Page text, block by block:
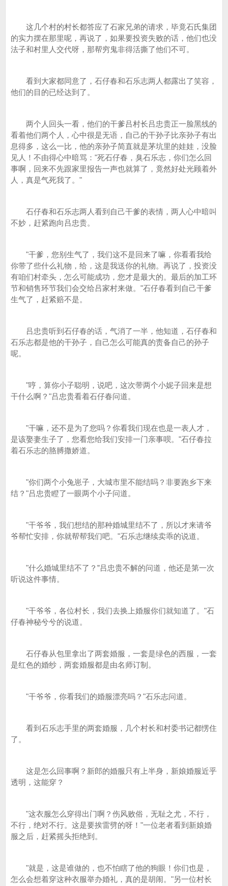
这几个村的村长都答应了石家兄弟的请求，毕竟石氏集团
的实力摆在那里呢，再说了，如果要投资失败的话，他们也没
法子和村里人交代呀，那帮穷鬼非得活撕了他们不可。
看到大家都同意了，石仔春和石乐志两人都露出了笑容，
他们的目的已经达到了。
两个人回头一看，他们的干爹吕村长吕忠贵正一脸黑线的
看着他们两个人，心中很是无语，自己的干孙子比亲孙子有出
息得多，这么一比，他的亲孙子简直就是茅坑里的娃娃，没脸
见人！不由得心中暗骂："死石仔春，臭石乐志，你们怎么回
事啊，回来不先跟家里报告一声也就算了，竟然好处光顾着外
人，真是气死我了。"
石仔春和石乐志两人看到自己干爹的表情，两人心中暗叫
不妙，赶紧跑向吕忠贵。
"干爹，您别生气了，我们这不是回来了嘛，你看看我给
你带了些什么礼物，给，这是我送你的礼物。再说了，投资没
有咱们村牵头，怎么可能成功，您才是最大的。最后的加工环
节和销售环节我们会交给吕家村来做。"石仔春看到自己干爹
生气了，赶紧赔不是。
吕忠贵听到石仔春的话，气消了一半，他知道，石仔春和
石乐志都是他的干孙子，自己怎么可能真的责备自己的孙子
呢。
"哼，算你小子聪明，说吧，这次带两个小妮子回来是想
干什么啊？"吕忠贵看着石仔春问道。
"干嘛，还不是为了您吗？你看我们现在也是一表人才，
是该娶妻生子了，您看您给我们安排一门亲事呗。"石仔春拉
着石乐志的胳膊撒娇道。
"你们两个小兔崽子，大城市里不能结吗？非要跑乡下来
结？"吕忠贵瞪了一眼两个小子问道。
"干爷爷，我们想结的那种婚城里结不了，所以才来请爷
爷帮忙安排，你就帮帮我们吧。"石乐志继续卖乖的说道。
"什么婚城里结不了？”吕忠贵不解的问道，他还是第一次
听说这件事情。
"干爷爷，各位村长，我们去换上婚服你们就知道了。"石
仔春神秘兮兮的说道。
石仔春从包里拿出了两套婚服，一套是绿色的西服，一套
是红色的婚纱，两套婚服都是由名师订制。
"干爷爷，你看我们的婚服漂亮吗？"石乐志问道。
看到石乐志手里的两套婚服，几个村长和村委书记都愣住
了。
这是怎么回事啊？新郎的婚服只有上半身，新娘婚服近乎
透明，这能穿？
"这衣服怎么穿得出门啊？伤风败俗，无耻之尤，不行，
不行，绝对不行。这是要挨雷劈的呀！"一位老者看到新娘婚
服之后，赶紧摇头拒绝到。
"就是，这是谁做的，也不怕瞎了他的狗眼！你们也是，
怎么会想着穿这种衣服举办婚礼，真的是胡闹。"另一位村长